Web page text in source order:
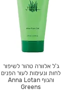
ג'ל אלוורה טהור לשיפור
לחות ונעימות לעור הפנים
והגוף Anna Lotan
Greens